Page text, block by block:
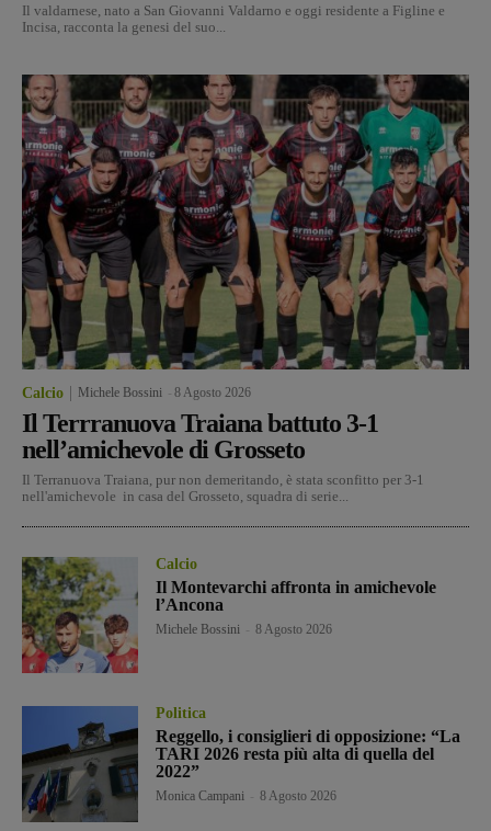
Il valdarnese, nato a San Giovanni Valdarno e oggi residente a Figline e
Incisa, racconta la genesi del suo...
Calcio Michele Bossini 8 Agosto 2026
Il Terrranuova Traiana battuto 3-1
nell’amichevole di Grosseto
Il Terranuova Traiana, pur non demeritando, è stata sconfitto per 3-1
nell'amichevole in casa del Grosseto, squadra di serie...
Calcio
Il Montevarchi affronta in amichevole
l’Ancona
Michele Bossini 8 Agosto 2026
Politica
Reggello, i consiglieri di opposizione: “La
TARI 2026 resta più alta di quella del
2022”
Monica Campani 8 Agosto 2026